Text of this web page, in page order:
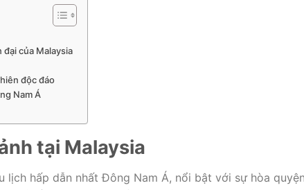
của Malaysia
độc đáo
Nam Á
tại Malaysia
lịch hấp dẫn nhất Đông Nam Á, nổi bật với sự hòa quyện